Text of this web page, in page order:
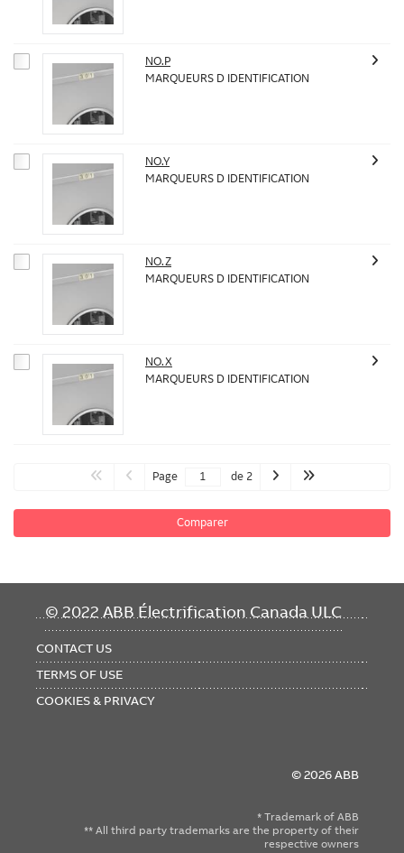
NO.P
MARQUEURS D IDENTIFICATION
NO.Y
MARQUEURS D IDENTIFICATION
NO.Z
MARQUEURS D IDENTIFICATION
NO.X
MARQUEURS D IDENTIFICATION
Page de 2
Comparer
© 2022 ABB Électrification Canada ULC
FOOTER
CONTACT US
TERMS OF USE
COOKIES & PRIVACY
© 2026 ABB
* Trademark of ABB
** All third party trademarks are the property of their
respective owners